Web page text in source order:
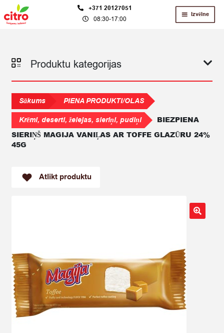
Skip
to
Skip
to
+371 20127051
08:30-17:00
Izvēlne
Produktu kategorijas
Sākums
PIENA PRODUKTI/OLAS
Krēmi, deserti, želejas, sieriņi, pudiņi
BIEZPIENA
SIERIŅŠ MAGIJA VANIĻAS AR TOFFE GLAZŪRU 24%
45G
Atlikt produktu